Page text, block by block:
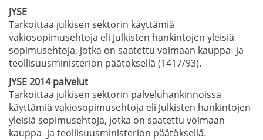
JYSE
Tarkoittaa julkisen sektorin käyttämiä
vakiosopimusehtoja eli Julkisten hankintojen yleisiä
sopimusehtoja, jotka on saatettu voimaan kauppa- ja
teollisuusministeriön päätöksellä (1417/93).
JYSE 2014 palvelut
Tarkoittaa julkisen sektorin palveluhankinnoissa
käyttämiä vakiosopimusehtoja eli Julkisten hankintojen
yleisiä sopimusehtoja, jotka on saatettu voimaan
kauppa- ja teollisuusministeriön päätöksellä.